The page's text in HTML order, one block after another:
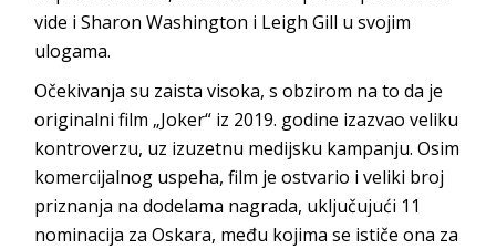
vide i Sharon Washington i Leigh Gill u svojim
ulogama.
Očekivanja su zaista visoka, s obzirom na to da je
originalni film „Joker“ iz 2019. godine izazvao veliku
kontroverzu, uz izuzetnu medijsku kampanju. Osim
komercijalnog uspeha, film je ostvario i veliki broj
priznanja na dodelama nagrada, uključujući 11
nominacija za Oskara, među kojima se ističe ona za